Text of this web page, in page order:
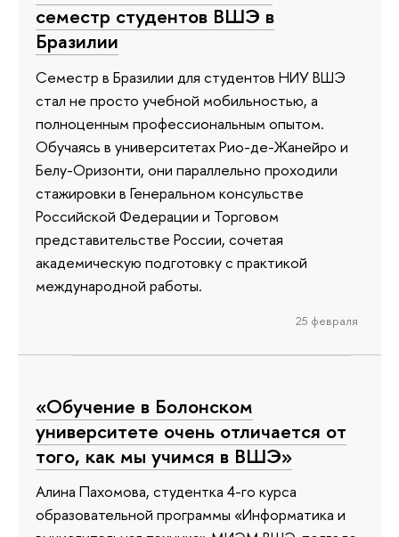
семестр студентов ВШЭ в
Бразилии
Семестр в Бразилии для студентов НИУ ВШЭ
стал не просто учебной мобильностью, а
полноценным профессиональным опытом.
Обучаясь в университетах Рио-де-Жанейро и
Белу-Оризонти, они параллельно проходили
стажировки в Генеральном консульстве
Российской Федерации и Торговом
представительстве России, сочетая
академическую подготовку с практикой
международной работы.
25 февраля
«Обучение в Болонском
университете очень отличается от
того, как мы учимся в ВШЭ»
Алина Пахомова, студентка 4-го курса
образовательной программы «Информатика и